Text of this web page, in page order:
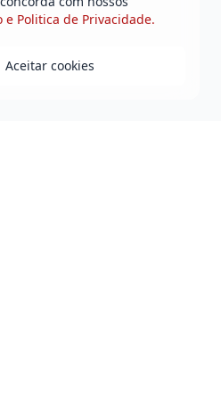
e Politica de Privacidade.
Aceitar cookies